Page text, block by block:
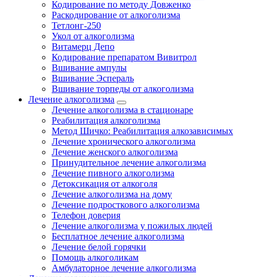
Кодирование по методу Довженко
Раскодирование от алкоголизма
Тетлонг-250
Укол от алкоголизма
Витамерц Депо
Кодирование препаратом Вивитрол
Вшивание ампулы
Вшивание Эспераль
Вшивание торпеды от алкоголизма
Лечение алкоголизма
Лечение алкоголизма в стационаре
Реабилитация алкоголизма
Метод Шичко: Реабилитация алкозависимых
Лечение хронического алкоголизма
Лечение женского алкоголизма
Принудительное лечение алкоголизма
Лечение пивного алкоголизма
Детоксикация от алкоголя
Лечение алкоголизма на дому
Лечение подросткового алкоголизма
Телефон доверия
Лечение алкоголизма у пожилых людей
Бесплатное лечение алкоголизма
Лечение белой горячки
Помощь алкоголикам
Амбулаторное лечение алкоголизма